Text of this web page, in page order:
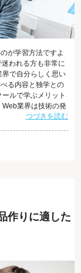
が学習方法ですよ
われる方も非常に
で自分らしく思い
る内容と独学との
ルで学ぶメリット
業界は技術の発
新しい技術に接し
のか？」「この最
つづきを読む
作りに適した